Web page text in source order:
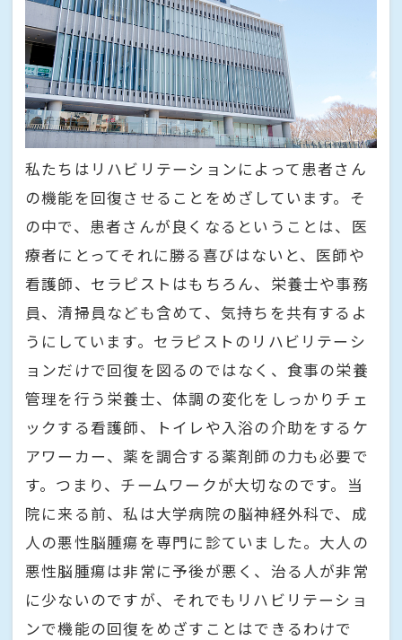
私たちはリハビリテーションによって患者さん
の機能を回復させることをめざしています。そ
の中で、患者さんが良くなるということは、医
療者にとってそれに勝る喜びはないと、医師や
看護師、セラピストはもちろん、栄養士や事務
員、清掃員なども含めて、気持ちを共有するよ
うにしています。セラピストのリハビリテーシ
ョンだけで回復を図るのではなく、食事の栄養
管理を行う栄養士、体調の変化をしっかりチェ
ックする看護師、トイレや入浴の介助をするケ
アワーカー、薬を調合する薬剤師の力も必要で
す。つまり、チームワークが大切なのです。当
院に来る前、私は大学病院の脳神経外科で、成
人の悪性脳腫瘍を専門に診ていました。大人の
悪性脳腫瘍は非常に予後が悪く、治る人が非常
に少ないのですが、それでもリハビリテーショ
ンで機能の回復をめざすことはできるわけで